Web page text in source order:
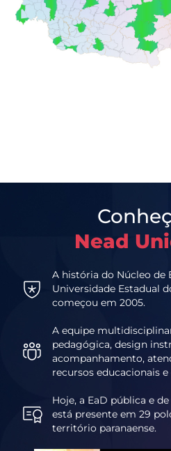
Nead
A história do Núcleo de
Universidade Estadual
começou em 2005.
A equipe
pedagógica, design
acompanhamento,
recursos educacionais
Hoje, a EaD pública e
está presente em 29
território paranaense.